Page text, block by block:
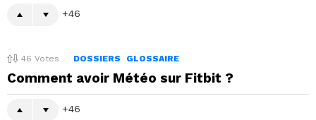
46
46 Votes DOSSIERS GLOSSAIRE
Comment avoir Météo sur Fitbit ?
46